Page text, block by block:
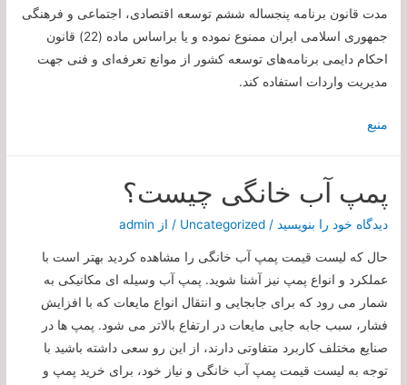
مدت قانون برنامه پنجساله ششم توسعه اقتصادی، اجتماعی و فرهنگی
جمهوری اسلامی ایران ممنوع نموده و یا براساس ماده (22) قانون
احکام دايمی برنامه‌های توسعه کشور از موانع تعرفه‌ای و فنی جهت
مدیریت واردات استفاده کند.
منبع
پمپ آب خانگی چیست؟
دیدگاه‌ خود را بنویسید /
Uncategorized / از admin
حال که لیست قیمت پمپ آب خانگی را مشاهده کردید بهتر است با
عملکرد و انواع پمپ نیز آشنا شوید. پمپ آب وسیله ای مکانیکی به
شمار می رود که برای جابجایی و انتقال انواع مایعات که با افزایش
فشار، سبب جابه جایی مایعات در ارتفاع بالاتر می شود. پمپ ها در
صنایع مختلف کاربرد متفاوتی دارند، از این رو سعی داشته باشید با
توجه به لیست قیمت پمپ آب خانگی و نیاز خود، برای خرید پمپ و